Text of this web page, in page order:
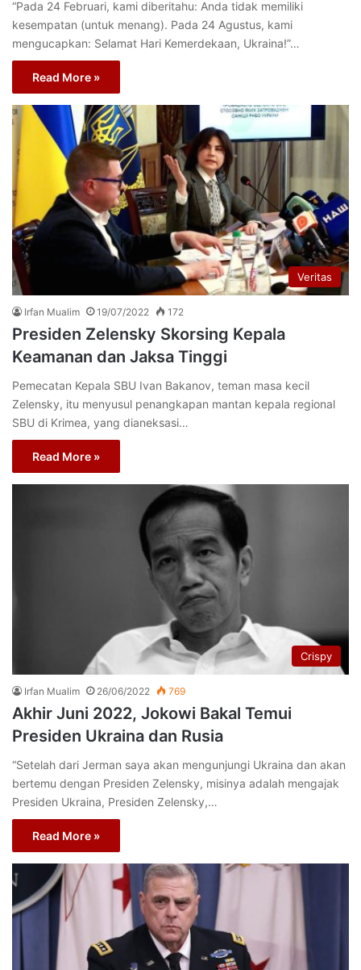
“Pada 24 Februari, kami diberitahu: Anda tidak memiliki
kesempatan (untuk menang). Pada 24 Agustus, kami
mengucapkan: Selamat Hari Kemerdekaan, Ukraina!”…
Read More »
Veritas
Irfan Mualim 19/07/2022 172
Presiden Zelensky Skorsing Kepala
Keamanan dan Jaksa Tinggi
Pemecatan Kepala SBU Ivan Bakanov, teman masa kecil
Zelensky, itu menyusul penangkapan mantan kepala regional
SBU di Krimea, yang dianeksasi…
Read More »
Crispy
Irfan Mualim 26/06/2022 769
Akhir Juni 2022, Jokowi Bakal Temui
Presiden Ukraina dan Rusia
“Setelah dari Jerman saya akan mengunjungi Ukraina dan akan
bertemu dengan Presiden Zelensky, misinya adalah mengajak
Presiden Ukraina, Presiden Zelensky,…
Read More »